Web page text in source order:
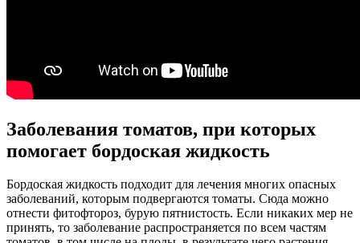
Заболевания томатов, при которых
помогает бордоская жидкость
Бордоская жидкость подходит для лечения многих опасных
заболеваний, которым подвергаются томаты. Сюда можно
отнести фитофтороз, бурую пятнистость. Если никаких мер не
принять, то заболевание распространяется по всем частям